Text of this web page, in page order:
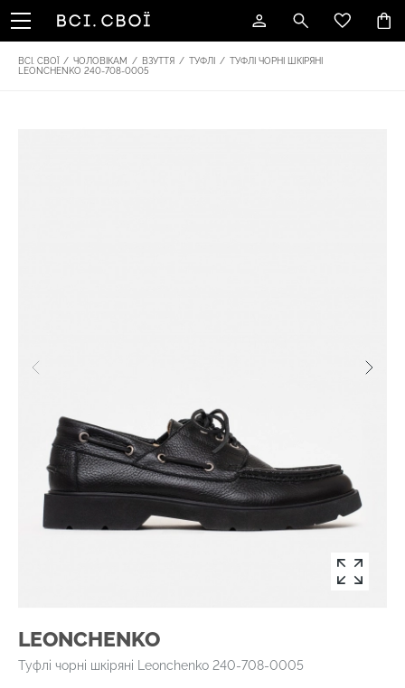
ВСІ. СВОЇ / ЧОЛОВІКАМ / ВЗУТТЯ / ТУФЛІ / ТУФЛІ ЧОРНІ ШКІРЯНІ
LEONCHENKO 240-708-0005
LEONCHENKO
Туфлі чорні шкіряні Leonchenko 240-708-0005